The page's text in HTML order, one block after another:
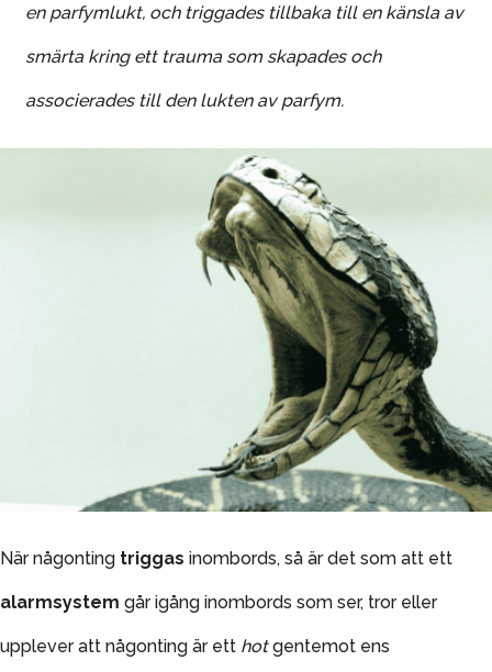
en parfymlukt, och triggades tillbaka till en känsla av
smärta kring ett trauma som skapades och
associerades till den lukten av parfym.
När någonting triggas inombords, så är det som att ett
alarmsystem går igång inombords som ser, tror eller
upplever att någonting är ett hotgentemot ens